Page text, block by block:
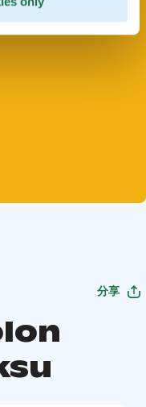
分享